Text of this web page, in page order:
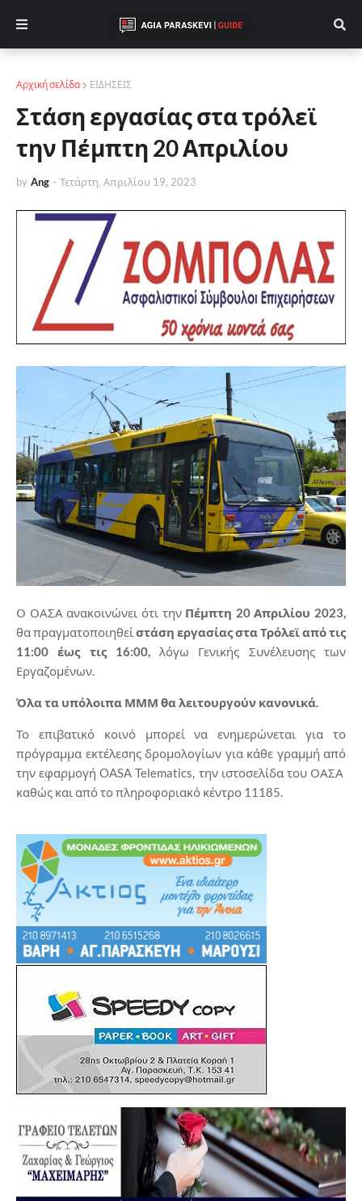
Αρχική σελίδα ΕΙΔΗΣΕΙΣ
Στάση εργασίας στα τρόλεϊ
την Πέμπτη 20 Απριλίου
by Ang - Τετάρτη, Απριλίου 19, 2023
Ο ΟΑΣΑ ανακοινώνει ότι την Πέμπτη 20 Απριλίου 2023,
θα πραγματοποιηθεί στάση εργασίαςστα Τρόλεϊ από τις
11:00 έως τις 16:00,λόγω Γενικής Συνέλευσης των
Εργαζομένων.
Όλα τα υπόλοιπα ΜΜΜ θα λειτουργούν κανονικά.
Το επιβατικό κοινό μπορεί να ενημερώνεται για το
πρόγραμμα εκτέλεσης δρομολογίων για κάθε γραμμή από
την εφαρμογή OASA Telematics, την ιστοσελίδα του ΟΑΣΑ
καθώς και από το πληροφοριακό κέντρο 11185.